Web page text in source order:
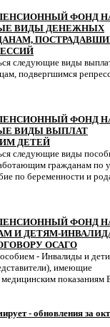
ПЕНСИОННЫЙ ФОНД
ВИДЫ ДЕНЕЖНЫХ
следующие виды
подвергшимся
ПЕНСИОННЫЙ ФОНД
ВИДЫ ВЫПЛАТ
ДЕТЕЙ
следующие виды
гражданам по
по беременности и
ПЕНСИОННЫЙ ФОНД
И ДЕТЯМ-
ОСАГО
- Инвалиды и
имеющие
показаниям
- обновления за